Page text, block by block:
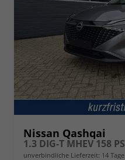
Nissan Qashqai
unverbindliche Lieferzeit: 14 Tage